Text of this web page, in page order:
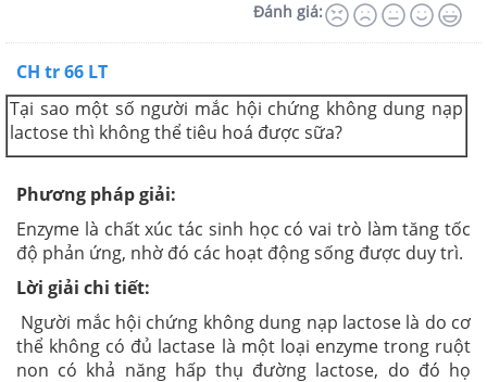
Đánh giá:
CH tr 66 LT
Tại sao một số người mắc hội chứng không dung nạp
lactose thì không thể tiêu hoá được sữa?
Phương pháp giải:
Enzyme là chất xúc tác sinh học có vai trò làm tăng tốc
độ phản ứng, nhờ đó các hoạt động sống được duy trì.
Lời giải chi tiết:
Người mắc hội chứng không dung nạp lactose là do cơ
thể không có đủ lactase là một loại enzyme trong ruột
non có khả năng hấp thụ đường lactose, do đó họ